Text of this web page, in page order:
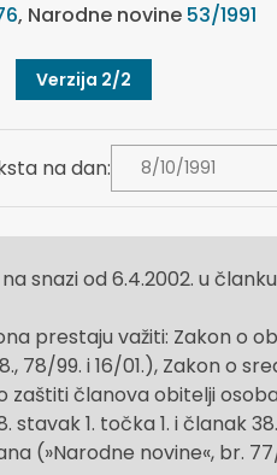
, Narodne novine 53/1991
Verzija 2/2
na dan:
snazi od 6.4.2002. u
prestaju važiti: Zakon o
78/99. i 16/01.), Zakon o
zaštiti članova obitelji
stavak 1. točka 1. i članak
(»Narodne novine«, br.